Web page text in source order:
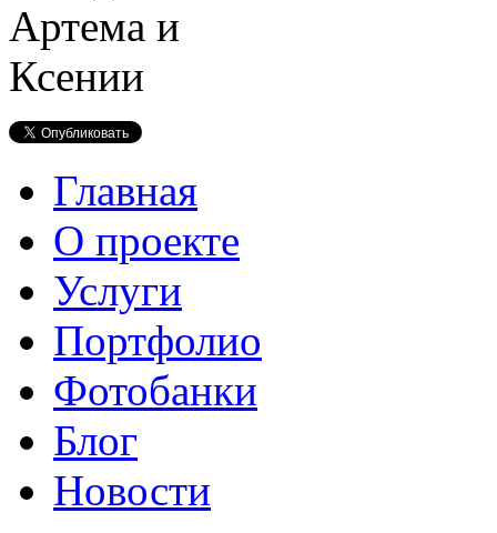
Главная
О проекте
Услуги
Портфолио
Фотобанки
Блог
Новости